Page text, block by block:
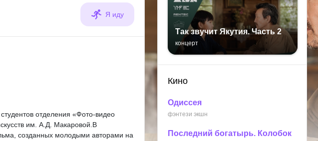
Я иду
отделения «Фото-видео
им. А.Д. Макаровой.В
созданных молодыми авторами на
концерт
Так звучит Якутия. Часть 2
Кино
Одиссея
фэнтези экшн
Последний богатырь. Колобок